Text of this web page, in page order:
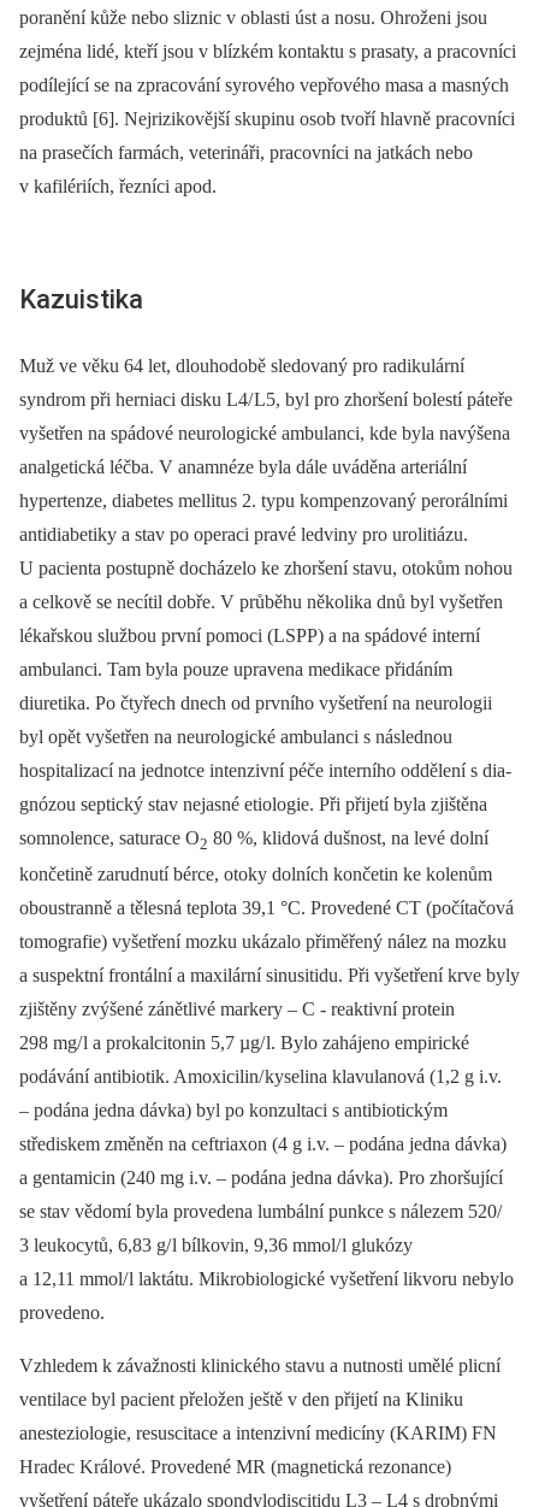
poranění kůže nebo sliznic v oblasti úst a nosu. Ohroženi jsou
zejména lidé, kteří jsou v blízkém kontaktu s prasaty, a pracovníci
podílející se na zpracování syrového vepřového masa a masných
produktů [6]. Nejrizikovější skupinu osob tvoří hlavně pracovníci
na prasečích farmách, veterináři, pracovníci na jatkách nebo
v kafilériích, řezníci apod.
Kazuistika
Muž ve věku 64 let, dlouhodobě sledovaný pro radikulární
syndrom při herniaci disku L4/ L5, byl pro zhoršení bolestí páteře
vyšetřen na spádové neurologické ambulanci, kde byla navýšena
analgetická léčba. V anamnéze byla dále uváděna arteriální
hypertenze, diabetes mellitus 2. typu kompenzovaný perorálními
antidiabetiky a stav po operaci pravé ledviny pro urolitiázu.
U pacienta postupně docházelo ke zhoršení stavu, otokům nohou
a celkově se necítil dobře. V průběhu několika dnů byl vyšetřen
lékařskou službou první pomoci (LSPP) a na spádové interní
ambulanci. Tam byla pouze upravena medikace přidáním
diuretika. Po čtyřech dnech od prvního vyšetření na neurologii
byl opět vyšetřen na neurologické ambulanci s následnou
hospitalizací na jednotce intenzivní péče interního oddělení s dia­
gnózou septický stav nejasné etiologie. Při přijetí byla zjištěna
somnolence, saturace O2 80 %, klidová dušnost, na levé dolní
končetině zarudnutí bérce, otoky dolních končetin ke kolenům
oboustranně a tělesná teplota 39,1 °C. Provedené CT (počítačová
tomografie) vyšetření mozku ukázalo přiměřený nález na mozku
a suspektní frontální a maxilární sinusitidu. Při vyšetření krve byly
zjištěny zvýšené zánětlivé markery –⁠ C ‑⁠ reaktivní protein
298 mg/ l a prokalcitonin 5,7 µg/ l. Bylo zahájeno empirické
podávání antibio­tik. Amoxicilin/ kyselina klavulanová (1,2 g i.v.
–⁠ podána jedna dávka) byl po konzultaci s antibio­tickým
střediskem změněn na ceftriaxon (4 g i.v. –⁠ podána jedna dávka)
a gentamicin (240 mg i.v. –⁠ podána jedna dávka). Pro zhoršující
se stav vědomí byla provedena lumbální punkce s nálezem 520/
3 leukocytů, 6,83 g/ l bílkovin, 9,36 mmol/ l glukózy
a 12,11 mmol/ l laktátu. Mikrobio­logické vyšetření likvoru nebylo
provedeno.
Vzhledem k závažnosti klinického stavu a nutnosti umělé plicní
ventilace byl pacient přeložen ještě v den přijetí na Kliniku
anesteziologie, resuscitace a intenzivní medicíny (KARIM) FN
Hradec Králové. Provedené MR (magnetická rezonance)
vyšetření páteře ukázalo spondylodiscitidu L3 –⁠ L4 s drobnými